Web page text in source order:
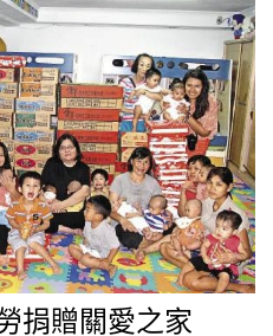
留給了每周都要去探訪的
還帶著企業贊助的冷凍水
沒有媽媽陪伴的小朋友可以提
她在現場和工作人員用大鍋
水餃覺得很開心，雖然以往
工的學生團體就覺得台灣仍
捐贈關愛之家